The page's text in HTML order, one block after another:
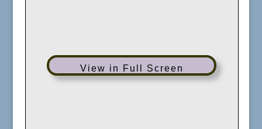
View in Full Screen